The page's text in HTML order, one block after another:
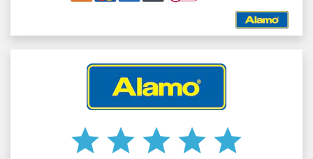
star star star star star